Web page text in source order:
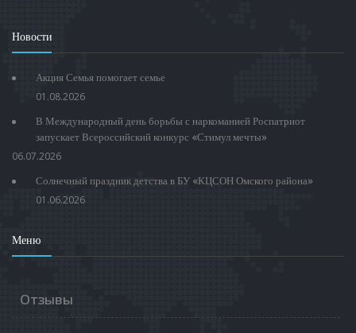
Новости
Акция Семья помогает семье
01.08.2026
В Международный день борьбы с наркоманией Роспатриот
запускает Всероссийский конкурс «Стимул мечты»
06.07.2026
Солнечный праздник детства в БУ «КЦСОН Омского района»
01.06.2026
Меню
Отзывы